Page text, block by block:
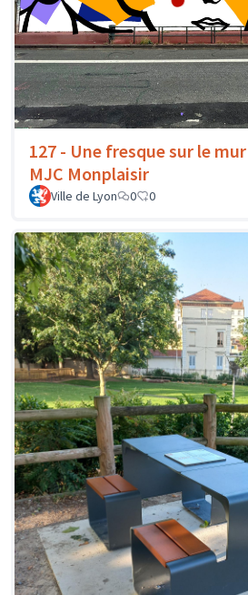
127 - Une fresque sur le
MJC Monplaisir
Ville de Lyon 0 0